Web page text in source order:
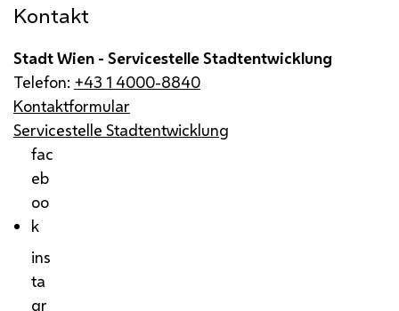
Kontakt
Stadt Wien - Servicestelle Stadtentwicklung
Telefon: +43 1 4000-8840
Kontaktformular
Servicestelle Stadtentwicklung
fac
eb
oo
k
ins
ta
gr